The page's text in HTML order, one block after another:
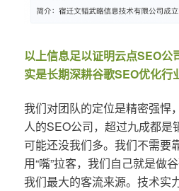
以上信息足以证明云点SEO公
实是长期深耕谷歌SEO优化行
我们对团队的定位是精密强悍
人的SEO公司，超过九成都是
可能还没我们多。我们不需要
用“嘴”拉客，我们自己就是做
我们最大的客流来源。技术实